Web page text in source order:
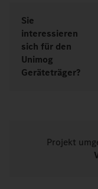
Sie
interessieren
sich für den
Unimog
Geräteträger?
Projekt